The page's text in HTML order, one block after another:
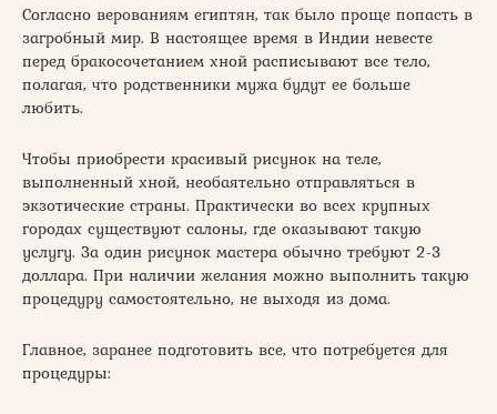
Согласно верованиям египтян, так было проще попасть в
загробный мир. В настоящее время в Индии невесте
перед бракосочетанием хной расписывают все тело,
полагая, что родственники мужа будут ее больше
любить.
Чтобы приобрести красивый рисунок на теле,
выполненный хной, необаятельно отправляться в
экзотические страны. Практически во всех крупных
городах существуют салоны, где оказывают такую
услугу. За один рисунок мастера обычно требуют 2-3
доллара. При наличии желания можно выполнить такую
процедуру самостоятельно, не выходя из дома.
Главное, заранее подготовить все, что потребуется для
процедуры: